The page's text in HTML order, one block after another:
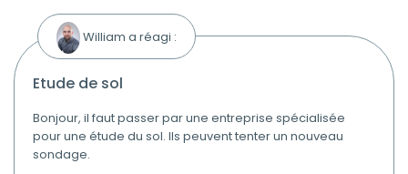
William a réagi :
etude de sol
Bonjour, il faut passer par une entreprise spécialisée
pour une étude du sol. Ils peuvent tenter un nouveau
sondage.